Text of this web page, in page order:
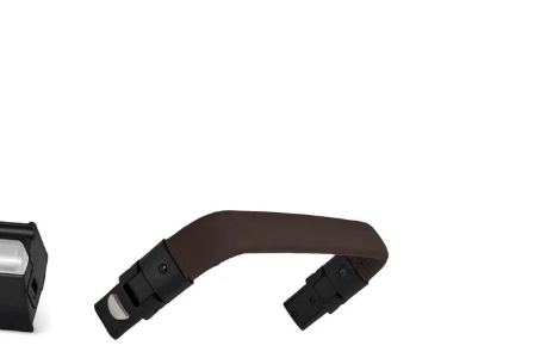
cm (30 sm bez sedačky)